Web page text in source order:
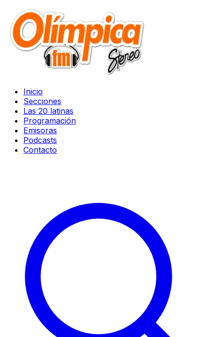
Inicio
Secciones
Las 20 latinas
Programación
Emisoras
Podcasts
Contacto